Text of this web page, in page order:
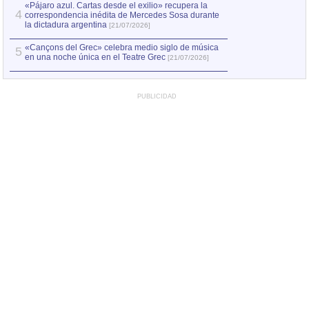
4
«Pájaro azul. Cartas desde el exilio» recupera la
correspondencia inédita de Mercedes Sosa durante
la dictadura argentina [21/07/2026]
5 «Cançons del Grec» celebra medio siglo de música
en una noche única en el Teatre Grec [21/07/2026]
PUBLICIDAD